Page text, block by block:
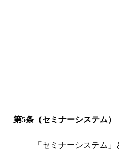
第5条（セミナーシステム）
「セミナーシステム